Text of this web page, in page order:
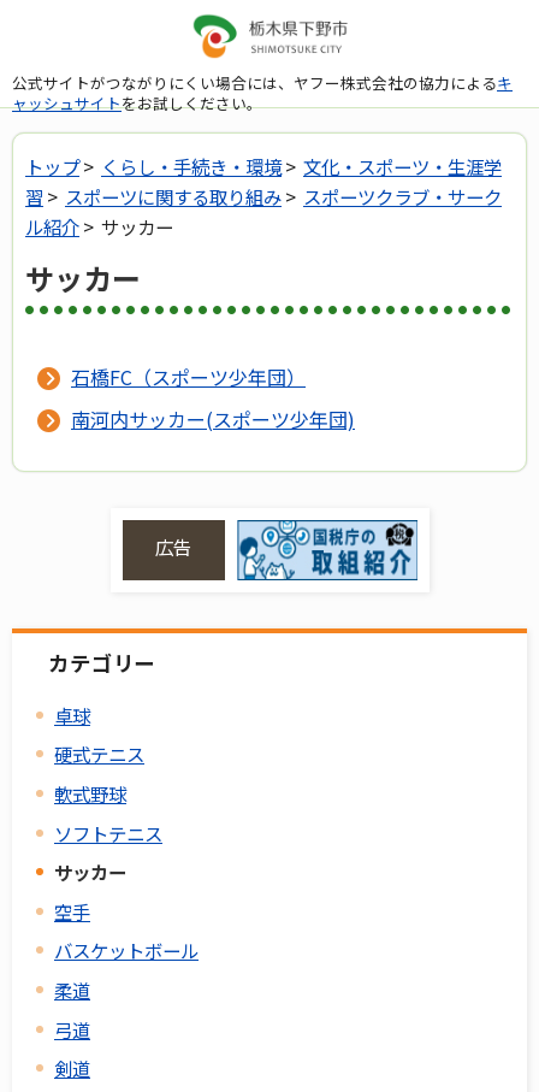
公式サイトがつながりにくい場合には、ヤフー株式会社の協力によるキ
ャッシュサイトをお試しください。
トップ> くらし・手続き・環境> 文化・スポーツ・生涯学
習 > スポーツに関する取り組み> スポーツクラブ・サーク
ル紹介> サッカー
サッカー
石橋FC（スポーツ少年団）
南河内サッカー(スポーツ少年団)
広告
カテゴリー
卓球
硬式テニス
軟式野球
ソフトテニス
サッカー
空手
バスケットボール
柔道
弓道
剣道